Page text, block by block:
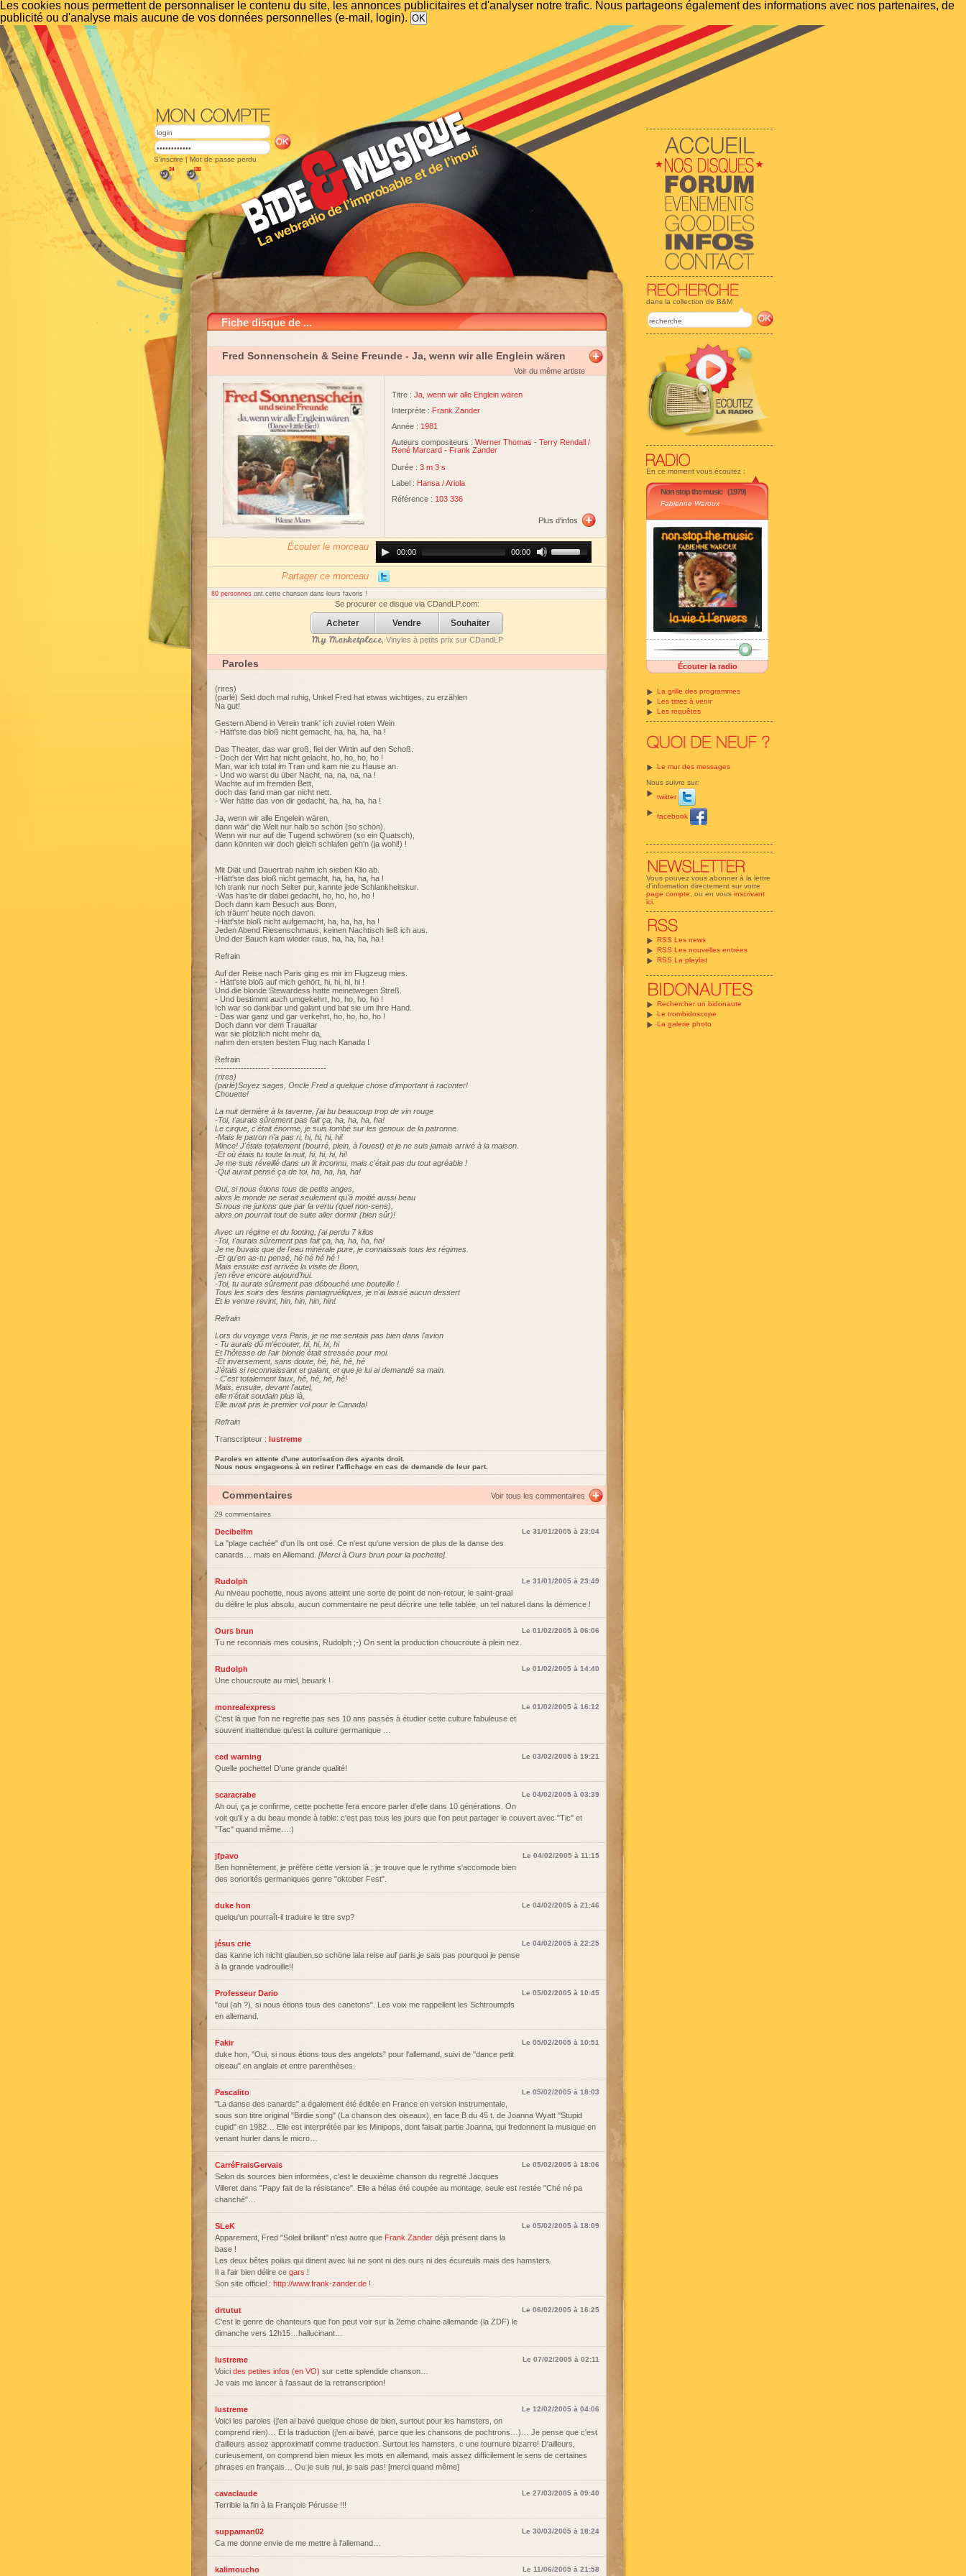
Les cookies nous permettent de personnaliser le contenu du site, les annonces publicitaires et d'analyser notre trafic. Nous partageons également des informations avec nos partenaires, de
publicité ou d'analyse mais aucune de vos données personnelles (e-mail, login).
dans la collection de B&M
En ce moment vous écoutez :
Non stop the music (1979)
Fabienne Waroux
Écouter la radio
La grille des programmes
Les titres à venir
Les requêtes
Le mur des messages
Nous suivre sur:
twitter
facebook
Vous pouvez vous abonner à la lettre
d'information directement sur votre
page compte , ou en vous inscrivant
ici
RSS Les news
RSS Les nouvelles entrées
RSS La playlist
Rechercher un bidonaute
Le trombidoscope
La galerie photo
S'inscrire | Mot de passe perdu
Fiche disque de ...
Fred Sonnenschein & Seine Freunde - Ja, wenn wir alle Englein wären
Voir du même artiste
Titre : Ja, wenn wir alle Englein wären
Interprète : Frank Zander
Année : 1981
Auteurs compositeurs : Werner Thomas - Terry Rendall /
René Marcard - Frank Zander
Durée : 3 m 3 s
Label : Hansa /Ariola
Référence : 103 336
Plus d'infos
Écouter le morceau
Player00:00 00:00
Up/Down
Arrow
increase
or
Partager ce morceau
80 personnes ont cette chanson dans leurs favoris !
Se procurer ce disque via CDandLP.com:
Acheter Vendre Souhaiter
My Marketplace, Vinyles à petits prix sur CDandLP
Paroles
(rires)
(parlé) Seid doch mal ruhig, Unkel Fred hat etwas wichtiges, zu erzählen
Na gut!
Gestern Abend in Verein trank' ich zuviel roten Wein
- Hätt'ste das bloß nicht gemacht, ha, ha, ha, ha !
Das Theater, das war groß, fiel der Wirtin auf den Schoß.
- Doch der Wirt hat nicht gelacht, ho, ho, ho, ho !
Man, war ich total im Tran und kam nie zu Hause an.
- Und wo warst du über Nacht, na, na, na, na !
Wachte auf im fremden Bett,
doch das fand man gar nicht nett.
- Wer hätte das von dir gedacht, ha, ha, ha, ha !
Ja, wenn wir alle Engelein wären,
dann wär' die Welt nur halb so schön (so schön).
Wenn wir nur auf die Tugend schwören (so ein Quatsch),
dann könnten wir doch gleich schlafen geh'n (ja wohl!) !
Mit Diät und Dauertrab nahm ich sieben Kilo ab.
-Hätt'ste das bloß nicht gemacht, ha, ha, ha, ha !
Ich trank nur noch Selter pur, kannte jede Schlankheitskur.
-Was has'te dir dabei gedacht, ho, ho, ho, ho !
Doch dann kam Besuch aus Bonn,
ich träum' heute noch davon.
-Hätt'ste bloß nicht aufgemacht, ha, ha, ha, ha !
Jeden Abend Riesenschmaus, keinen Nachtisch ließ ich aus.
Und der Bauch kam wieder raus, ha, ha, ha, ha !
Refrain
Auf der Reise nach Paris ging es mir im Flugzeug mies.
- Hätt'ste bloß auf mich gehört, hi, hi, hi, hi !
Und die blonde Stewardess hatte meinetwegen Streß.
- Und bestimmt auch umgekehrt, ho, ho, ho, ho !
Ich war so dankbar und galant und bat sie um ihre Hand.
- Das war ganz und gar verkehrt, ho, ho, ho, ho !
Doch dann vor dem Traualtar
war sie plötzlich nicht mehr da,
nahm den ersten besten Flug nach Kanada !
Refrain
------------------- -------------------
(rires)
(parlé)Soyez sages, Oncle Fred a quelque chose d'important à raconter!
Chouette!
La nuit dernière à la taverne, j'ai bu beaucoup trop de vin rouge
-Toi, t'aurais sûrement pas fait ça, ha, ha, ha, ha!
Le cirque, c'était énorme, je suis tombé sur les genoux de la patronne.
-Mais le patron n'a pas ri, hi, hi, hi, hi!
Mince! J'étais totalement (bourré, plein, à l'ouest) et je ne suis jamais arrivé à la maison.
-Et où étais tu toute la nuit, hi, hi, hi, hi!
Je me suis réveillé dans un lit inconnu, mais c'était pas du tout agréable !
-Qui aurait pensé ça de toi, ha, ha, ha, ha!
Oui, si nous étions tous de petits anges,
alors le monde ne serait seulement qu'à moitié aussi beau
Si nous ne jurions que par la vertu (quel non-sens),
alors on pourrait tout de suite aller dormir (bien sûr)!
Avec un régime et du footing, j'ai perdu 7 kilos
-Toi, t'aurais sûrement pas fait ça, ha, ha, ha, ha!
Je ne buvais que de l'eau minérale pure, je connaissais tous les régimes.
-Et qu'en as-tu pensé, hé hé hé hé !
Mais ensuite est arrivée la visite de Bonn,
j'en rêve encore aujourd'hui.
-Toi, tu aurais sûrement pas débouché une bouteille !
Tous les soirs des festins pantagruéliques, je n'ai laissé aucun dessert
Et le ventre revint, hin, hin, hin, hin!
Refrain
Lors du voyage vers Paris, je ne me sentais pas bien dans l'avion
- Tu aurais dû m'écouter, hi, hi, hi, hi
Et l'hôtesse de l'air blonde était stressée pour moi.
-Et inversement, sans doute, hé, hé, hé, hé
J'étais si reconnaissant et galant, et que je lui ai demandé sa main.
- C'est totalement faux, hé, hé, hé, hé!
Mais, ensuite, devant l'autel,
elle n'était soudain plus là,
Elle avait pris le premier vol pour le Canada!
Refrain
Transcripteur : lustreme
Paroles en attente d'une autorisation des ayants droit.
Nous nous engageons à en retirer l'affichage en cas de demande de leur part.
Commentaires Voir tous les commentaires
29 commentaires
Decibelfm Le 31/01/2005 à 23:04
La "plage cachée" d'un Ils ont osé. Ce n'est qu'une version de plus de la danse des
canards… mais en Allemand. [Merci à Ours brun pour la pochette].
Rudolph Le 31/01/2005 à 23:49
Au niveau pochette, nous avons atteint une sorte de point de non-retour, le saint-graal
du délire le plus absolu, aucun commentaire ne peut décrire une telle tablée, un tel naturel dans la démence !
Ours brun Le 01/02/2005 à 06:06
Tu ne reconnais mes cousins, Rudolph ;-) On sent la production choucroute à plein nez.
Rudolph Le 01/02/2005 à 14:40
Une choucroute au miel, beuark !
monrealexpress Le 01/02/2005 à 16:12
C'est là que l'on ne regrette pas ses 10 ans passés à étudier cette culture fabuleuse et
souvent inattendue qu'est la culture germanique …
ced warning Le 03/02/2005 à 19:21
Quelle pochette! D'une grande qualité!
scaracrabe Le 04/02/2005 à 03:39
Ah oui, ça je confirme, cette pochette fera encore parler d'elle dans 10 générations. On
voit qu'il y a du beau monde à table: c'est pas tous les jours que l'on peut partager le couvert avec "Tic" et
"Tac" quand même…:)
jfpavo Le 04/02/2005 à 11:15
Ben honnêtement, je préfère cette version là ; je trouve que le rythme s'accomode bien
des sonorités germaniques genre "oktober Fest".
duke hon Le 04/02/2005 à 21:46
quelqu'un pourraît-il traduire le titre svp?
jésus crie Le 04/02/2005 à 22:25
das kanne ich nicht glauben,so schöne lala reise auf paris,je sais pas pourquoi je pense
à la grande vadrouille!!
Professeur Dario Le 05/02/2005 à 10:45
"oui (ah ?), si nous étions tous des canetons". Les voix me rappellent les Schtroumpfs
en allemand.
Fakir Le 05/02/2005 à 10:51
duke hon, "Oui, si nous étions tous des angelots" pour l'allemand, suivi de "dance petit
oiseau" en anglais et entre parenthèses.
Pascalito Le 05/02/2005 à 18:03
"La danse des canards" a également été éditée en France en version instrumentale,
sous son titre original "Birdie song" (La chanson des oiseaux), en face B du 45 t. de Joanna Wyatt "Stupid
cupid" en 1982… Elle est interprétée par les Minipops, dont faisait partie Joanna, qui fredonnent la musique en
venant hurler dans le micro…
CarréFraisGervais Le 05/02/2005 à 18:06
Selon ds sources bien informées, c'est le deuxième chanson du regretté Jacques
Villeret dans "Papy fait de la résistance". Elle a hélas été coupée au montage, seule est restée "Ché né pa
chanché"…
SLeK Le 05/02/2005 à 18:09
Apparement, Fred "Soleil brillant" n'est autre que Frank Zander déjà présent dans la
base !
Les deux bêtes poilus qui dinent avec lui ne sont ni des ours ni des écureuils mais des hamsters.
Il a l'air bien délire ce gars !
Son site officiel : http://www.frank-zander.de !
drtutut Le 06/02/2005 à 16:25
C'est le genre de chanteurs que l'on peut voir sur la 2eme chaine allemande (la ZDF) le
dimanche vers 12h15…hallucinant…
lustreme Le 07/02/2005 à 02:11
Voici des petites infos (en VO) sur cette splendide chanson…
Je vais me lancer à l'assaut de la retranscription!
lustreme Le 12/02/2005 à 04:06
Voici les paroles (j'en ai bavé quelque chose de bien, surtout pour les hamsters, on
comprend rien)… Et la traduction (j'en ai bavé, parce que les chansons de pochtrons…)… Je pense que c'est
d'ailleurs assez approximatif comme traduction. Surtout les hamsters, c une tournure bizarre! D'ailleurs,
curieusement, on comprend bien mieux les mots en allemand, mais assez difficilement le sens de certaines
phrases en français… Ou je suis nul, je sais pas! [merci quand même]
cavaclaude Le 27/03/2005 à 09:40
Terrible la fin à la François Pérusse !!!
suppaman02 Le 30/03/2005 à 18:24
Ca me donne envie de me mettre à l'allemand…
kalimoucho Le 11/06/2005 à 21:58